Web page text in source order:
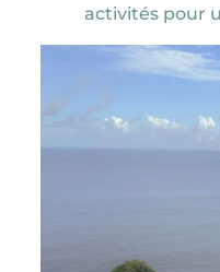
activités pour